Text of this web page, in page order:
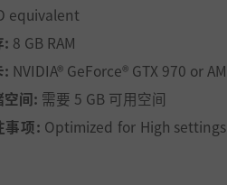
equivalent
: 8 GB RAM
: NVIDIA® GeForce® GTX 970 or
空间: 需要 5 GB 可用空间
事项: Optimized for High